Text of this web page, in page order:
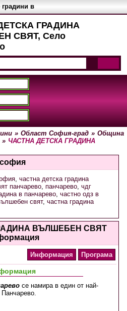
ГРАДИНА
СВЯТ, Село
градини в
» Област София-град » Община
» ЧАСТНА ДЕТСКА ГРАДИНА
софия
, частна детска градина
панчарево, панчарево, чдг
в панчарево, частно одз в
свят, частна градина
ВЪЛШЕБЕН СВЯТ
Информация Програма
се намира в един от най-